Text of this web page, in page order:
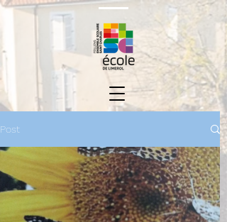
Post